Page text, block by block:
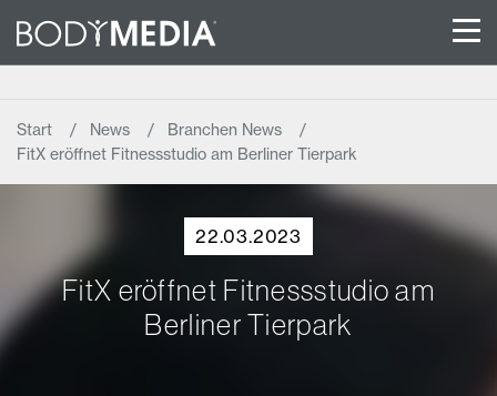
Start News
Branchen News
FitX eröffnet Fitnessstudio am Berliner Tierpark
22.03.2023
FitX eröffnet Fitnessstudio am
Berliner Tierpark